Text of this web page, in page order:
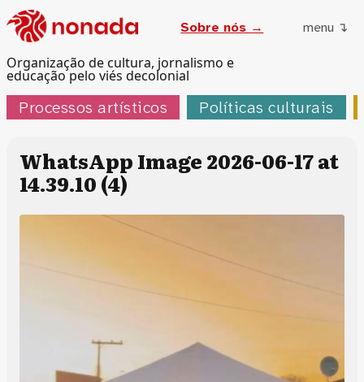
Organização de cultura, jornalismo e
educação pelo viés decolonial
Sobre nós → menu ↴
Processos artísticos Políticas culturais
WhatsApp Image 2026-06-17 at
14.39.10 (4)